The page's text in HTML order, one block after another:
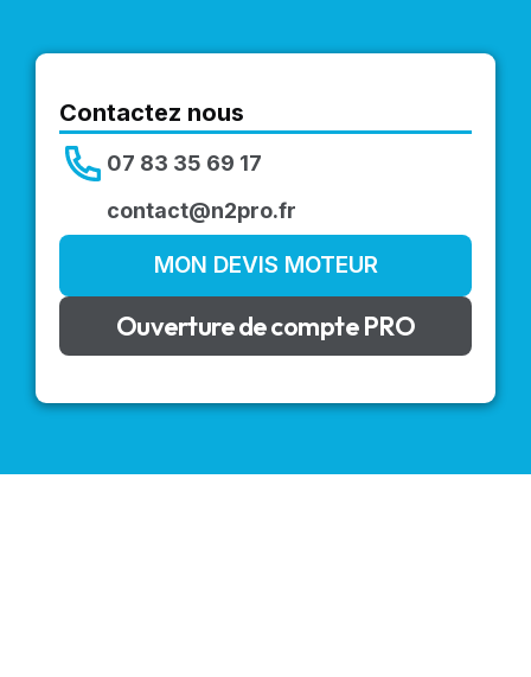
Contactez nous
07 83 35 69 17
contact@n2pro.fr
MON DEVIS MOTEUR
Ouverture de compte PRO